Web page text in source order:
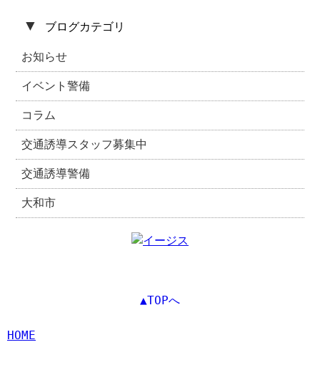
▼ ブログカテゴリ
お知らせ
イベント警備
コラム
交通誘導スタッフ募集中
交通誘導警備
大和市
▲TOPへ
HOME